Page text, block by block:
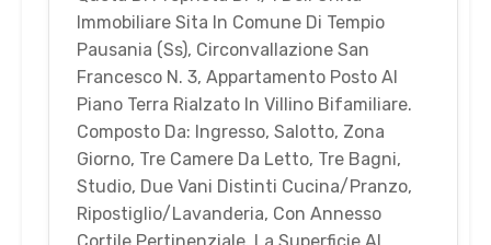
Immobiliare Sita In Comune Di Tempio
Pausania (Ss), Circonvallazione San
Francesco N. 3, Appartamento Posto Al
Piano Terra Rialzato In Villino Bifamiliare.
Composto Da: Ingresso, Salotto, Zona
Giorno, Tre Camere Da Letto, Tre Bagni,
Studio, Due Vani Distinti Cucina/Pranzo,
Ripostiglio/Lavanderia, Con Annesso